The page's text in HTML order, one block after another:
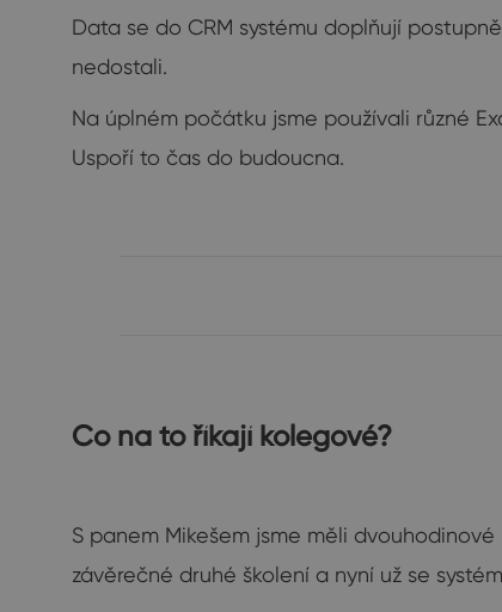
Data se do CRM systému doplňují
nedostali.
Na úplném počátku jsme používali různé
Uspoří to čas do budoucna.
Co na to říkají kolegové?
S panem Mikešem jsme měli
závěrečné druhé školení a nyní už se